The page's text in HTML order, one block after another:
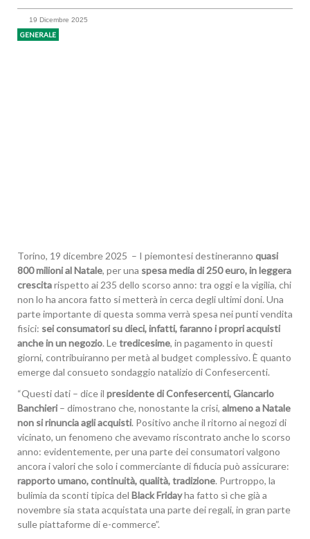
19 Dicembre 2025
GENERALE
Torino, 19 dicembre 2025 – I piemontesi destineranno quasi
800 milioni al Natale, per una spesa media di 250 euro, in leggera
crescitarispetto ai 235 dello scorso anno: tra oggi e la vigilia, chi
non lo ha ancora fatto si metterà in cerca degli ultimi doni. Una
parte importante di questa somma verrà spesa nei punti vendita
fisici: sei consumatori su dieci, infatti, faranno i propri acquisti
anche in un negozio. Letredicesime, in pagamento in questi
giorni, contribuiranno per metà al budget complessivo. È quanto
emerge dal consueto sondaggio natalizio di Confesercenti.
“Questi dati – dice il presidente di Confesercenti, Giancarlo
Banchieri– dimostrano che, nonostante la crisi, almeno a Natale
non si rinuncia agli acquisti. Positivo anche il ritorno ai negozi di
vicinato, un fenomeno che avevamo riscontrato anche lo scorso
anno: evidentemente, per una parte dei consumatori valgono
ancora i valori che solo i commerciante di fiducia può assicurare:
rapporto umano, continuità, qualità, tradizione. Purtroppo, la
bulimia da sconti tipica del Black Fridayha fatto sì che già a
novembre sia stata acquistata una parte dei regali, in gran parte
sulle piattaforme di e-commerce”.